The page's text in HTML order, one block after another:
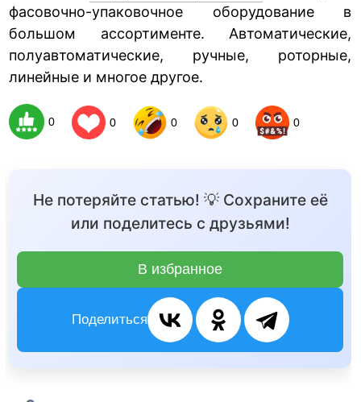
фасовочно-упаковочное оборудование в
большом ассортименте. Автоматические,
полуавтоматические, ручные, роторные,
линейные и многое другое.
0 0 0 0 0
Не потеряйте статью! 💡 Сохраните её
или поделитесь с друзьями!
В избранное
Поделиться